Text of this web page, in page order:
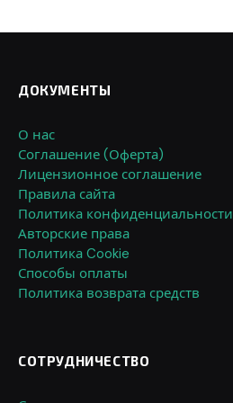
ДОКУМЕНТЫ
О нас
Соглашение (Оферта)
Лицензионное соглашение
Правила сайта
Политика конфиденциальности
Авторские права
Политика Cookie
Способы оплаты
Политика возврата средств
СОТРУДНИЧЕСТВО